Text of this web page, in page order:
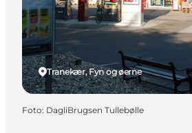
Tranekær, Fyn og øerne
Foto: DagliBrugsen Tullebølle